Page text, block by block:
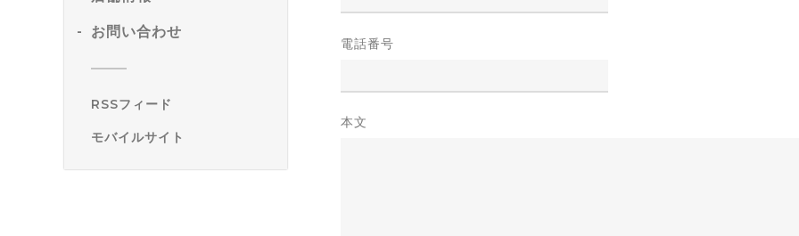
お問い合わせ
RSSフィード
モバイルサイト
電話番号
本文